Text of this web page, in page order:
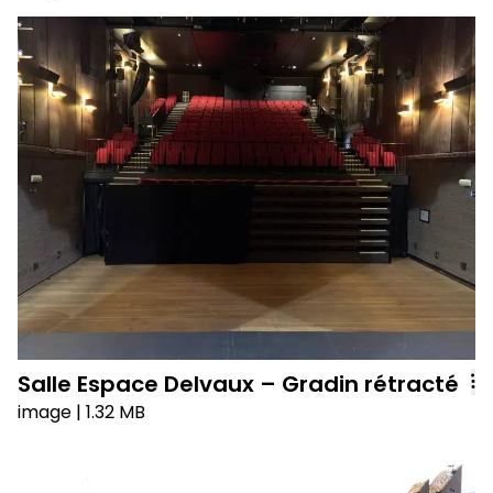
Salle Espace Delvaux – Gradin rétracté
image | 1.32 MB